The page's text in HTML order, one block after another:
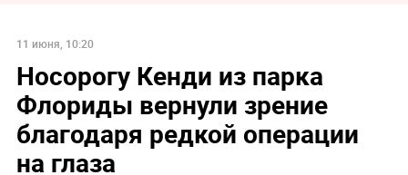
11 июня, 10:20
Носорогу Кенди из парка
Флориды вернули зрение
благодаря редкой операции
на глаза